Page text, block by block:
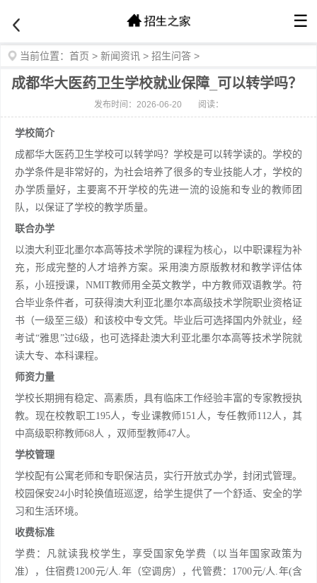
☰
当前位置： 首页 > 新闻资讯 > 招生问答 >
成都华大医药卫生学校就业保障_可以转学吗？
发布时间：2026-06-20 阅读：
学校简介
成都华大医药卫生学校可以转学吗？学校是可以转学读的。学校的
办学条件是非常好的，为社会培养了很多的专业技能人才，学校的
办学质量好，主要离不开学校的先进一流的设施和专业的教师团
队，以保证了学校的教学质量。
联合办学
以澳大利亚北墨尔本高等技术学院的课程为核心，以中职课程为补
充，形成完整的人才培养方案。采用澳方原版教材和教学评估体
系，小班授课，NMIT教师用全英文教学，中方教师双语教学。符
合毕业条件者，可获得澳大利亚北墨尔本高级技术学院职业资格证
书（一级至三级）和该校中专文凭。毕业后可选择国内外就业，经
考试“雅思”过6级，也可选择赴澳大利亚北墨尔本高等技术学院就
读大专、本科课程。
师资力量
学校长期拥有稳定、高素质，具有临床工作经验丰富的专家教授执
教。现在校教职工195人，专业课教师151人，专任教师112人，其
中高级职称教师68人 ，双师型教师47人。
学校管理
学校配有公寓老师和专职保洁员，实行开放式办学，封闭式管理。
校园保安24小时轮换值班巡逻，给学生提供了一个舒适、安全的学
习和生活环境。
收费标准
学费：凡就读我校学生，享受国家免学费（以当年国家政策为
准），住宿费1200元/人.年（空调房），代管费：1700元/人.年(含